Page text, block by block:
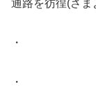
通路を彷徨(さま
・
・